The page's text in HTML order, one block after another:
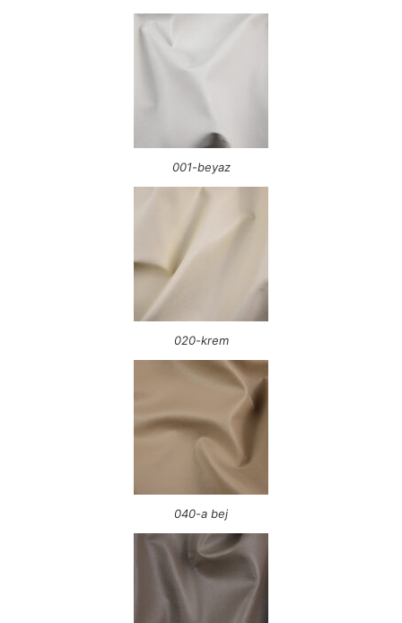
001-beyaz
020-krem
040-a bej